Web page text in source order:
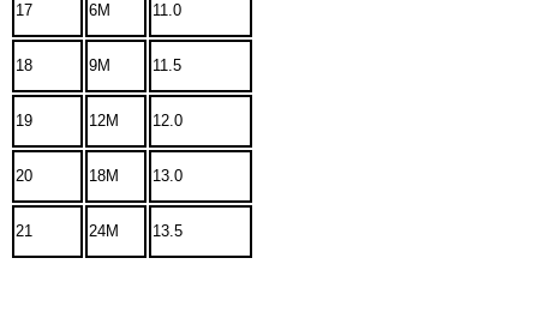
17 6M 11.0
18 9M 11.5
19 12M 12.0
20 18M 13.0
21 24M 13.5